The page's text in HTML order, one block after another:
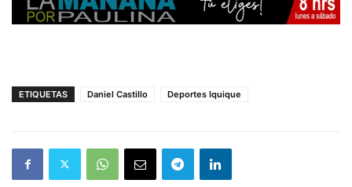
ETIQUETAS Daniel Castillo Deportes Iquique